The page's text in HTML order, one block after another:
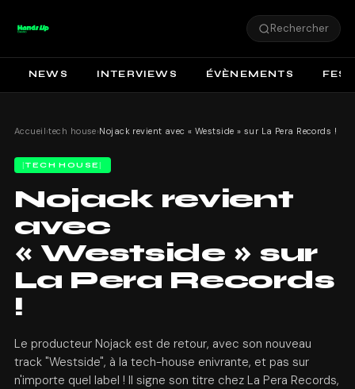
Rechercher
NEWS INTERVIEWS ÉVÈNEMENTS
Accueil›tech house›Nojack revient avec « Westside » sur La Pera Records !
TECH HOUSE
Nojack revient
avec
« Westside » sur
La Pera Records
!
Le producteur Nojack est de retour, avec son nouveau
track "Westside", à la tech-house enivrante, et pas sur
n'importe quel label ! Il signe son titre chez La Pera Records,